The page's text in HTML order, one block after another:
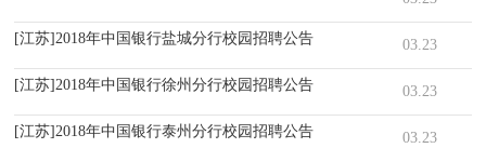
[江苏]2018年中国银行盐城分行校园招聘公告 03.23
[江苏]2018年中国银行徐州分行校园招聘公告 03.23
[江苏]2018年中国银行泰州分行校园招聘公告 03.23